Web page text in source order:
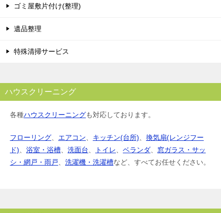
ゴミ屋敷片付け(整理)
遺品整理
特殊清掃サービス
ハウスクリーニング
各種ハウスクリーニングも対応しております。
フローリング エアコン キッチン(台所)
換気扇(レンジフー
ド)
浴室・浴槽 洗面台 トイレ ベランダ
窓ガラス・サッ
シ・網戸・雨戸
洗濯機・洗濯槽など、すべてお任せください。